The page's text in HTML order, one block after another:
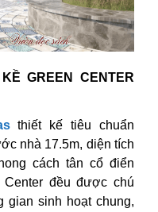
GREEN CENTER
thiết kế tiêu chuẩn
nhà 17.5m, diện tích
cách tân cổ điển
đều được chú
gian sinh hoạt chung,